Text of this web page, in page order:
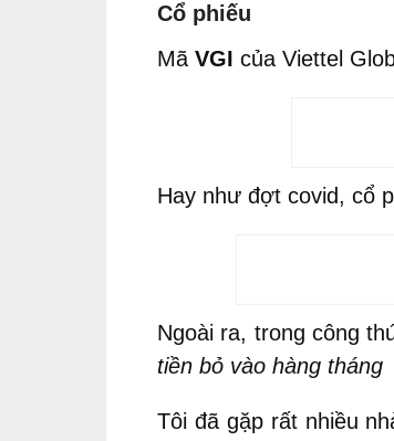
Cổ phiếu
MãVGIcủa Viettel
Hay như đợt covid, cổ
Ngoài ra, trong công
tiền bỏ vào hàng tháng
Tôi đã gặp rất nhiều